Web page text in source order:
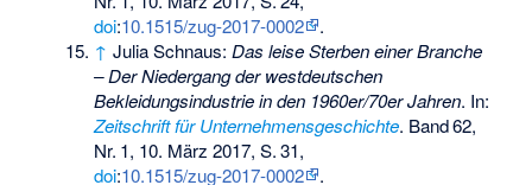
doi:10.1515/zug-2017-0002
.
↑ Julia Schnaus:Das leise Sterben einer Branche
– Der Niedergang der westdeutschen
Bekleidungsindustrie in den 1960er/70er Jahren. In:
Zeitschrift für Unternehmensgeschichte. Band62,
Nr. 1, 10. März 2017,S.31,
doi:10.1515/zug-2017-0002
.